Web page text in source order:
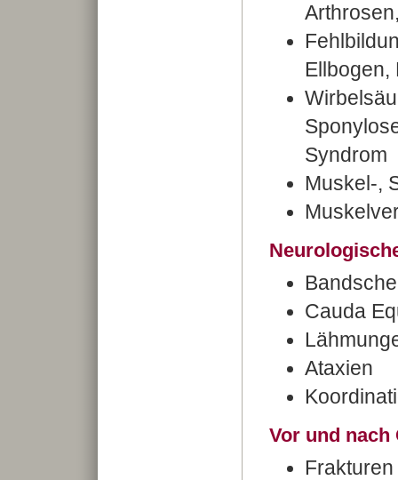
Ellbogen,
Syndrom
Muskel-,
Cauda
Ataxien
Vor und nach
Frakturen